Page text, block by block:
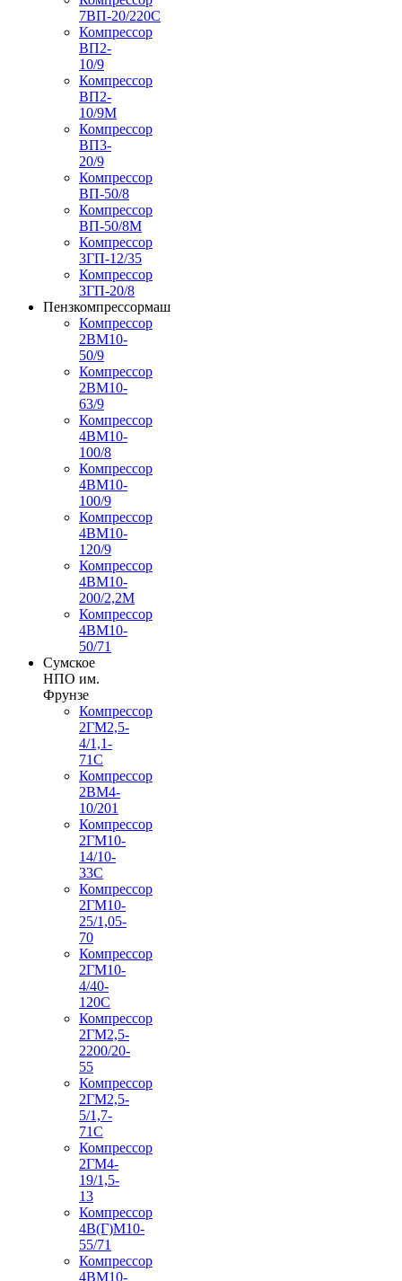
7ВП-20/220С
Компрессор
ВП2-
10/9
Компрессор
ВП2-
10/9М
Компрессор
ВП3-
20/9
Компрессор
ВП-50/8
Компрессор
ВП-50/8М
Компрессор
3ГП-12/35
Компрессор
3ГП-20/8
Пензкомпрессормаш
Компрессор
2ВМ10-
50/9
Компрессор
2ВМ10-
63/9
Компрессор
4ВМ10-
100/8
Компрессор
4ВМ10-
100/9
Компрессор
4ВМ10-
120/9
Компрессор
4ВМ10-
200/2,2М
Компрессор
4ВМ10-
50/71
Сумское
НПО им.
Фрунзе
Компрессор
2ГМ2,5-
4/1,1-
71С
Компрессор
2ВМ4-
10/201
Компрессор
2ГМ10-
14/10-
33С
Компрессор
2ГМ10-
25/1,05-
70
Компрессор
2ГМ10-
4/40-
120С
Компрессор
2ГМ2,5-
2200/20-
55
Компрессор
2ГМ2,5-
5/1,7-
71С
Компрессор
2ГМ4-
19/1,5-
13
Компрессор
4В(Г)М10-
55/71
Компрессор
4ВМ10-